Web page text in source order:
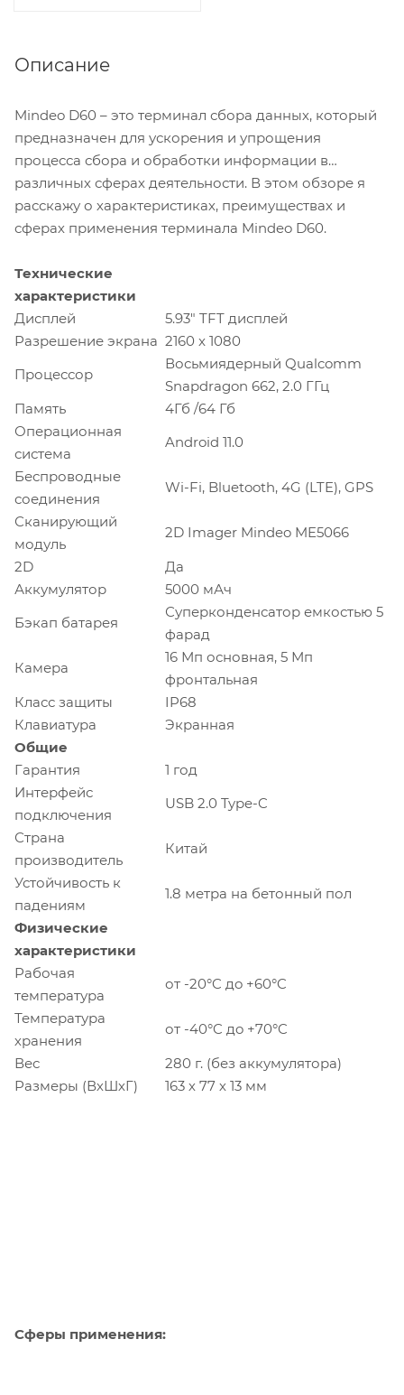
Описание
Mindeo D60 – это терминал сбора данных, который
предназначен для ускорения и упрощения
процесса сбора и обработки информации в
различных сферах деятельности. В этом обзоре я
расскажу о характеристиках, преимуществах и
сферах применения терминала Mindeo D60.
Технические
характеристики
Дисплей
5.93" TFT дисплей
Разрешение экрана 2160 x 1080
Процессор
Восьмиядерный Qualcomm
Snapdragon 662, 2.0 ГГц
Память
4Гб /64 Гб
Операционная
система
Android 11.0
Беспроводные
соединения
Wi-Fi, Bluetooth, 4G (LTE), GPS
Сканирующий
модуль
2D Imager Mindeo ME5066
2D
Да
Аккумулятор
5000 мАч
Бэкап батарея
Суперконденсатор емкостью 5
фарад
Камера
16 Мп основная, 5 Мп
фронтальная
Класс защиты
IP68
Клавиатура
Экранная
Общие
Гарантия
1 год
Интерфейс
подключения
USB 2.0 Type-C
Страна
производитель
Китай
Устойчивость к
падениям
1.8 метра на бетонный пол
Физические
характеристики
Рабочая
температура
от -20°C дo +60°C
Температура
хранения
от -40°C дo +70°C
Вес
280 г. (без аккумулятора)
Размеры (ВхШхГ)
163 х 77 х 13 мм
Сферы применения: